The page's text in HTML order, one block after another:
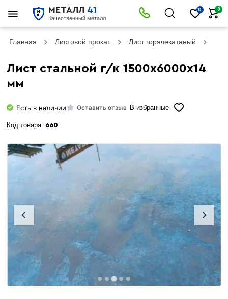
МЕТАЛЛ 41
Качественный металл
0 0
Главная Листовой прокат Лист горячекатаный
Лист стальной г/к 1500х6000х14
мм
Есть в наличии Оставить отзыв В избранные
Код товара: 660